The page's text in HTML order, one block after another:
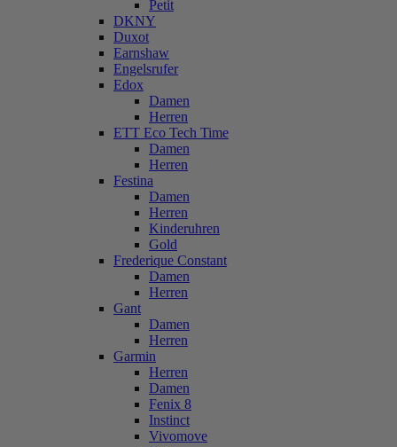
Petit
DKNY
Duxot
Earnshaw
Engelsrufer
Edox
Damen
Herren
ETT Eco Tech Time
Damen
Herren
Festina
Damen
Herren
Kinderuhren
Gold
Frederique Constant
Damen
Herren
Gant
Damen
Herren
Garmin
Herren
Damen
Fenix 8
Instinct
Vivomove